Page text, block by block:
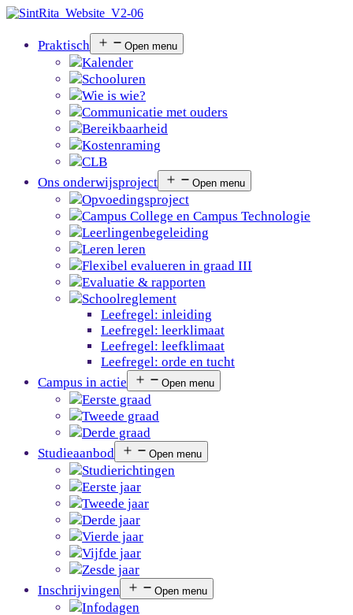
Praktisch Open menu
Kalender
Schooluren
Wie is wie?
Communicatie met ouders
Bereikbaarheid
Kostenraming
CLB
Ons onderwijsproject
Open menu
Opvoedingsproject
Campus College en Campus Technologie
Leerlingenbegeleiding
Leren leren
Flexibel evalueren in graad III
Evaluatie & rapporten
Schoolreglement
Leefregel: inleiding
Leefregel: leerklimaat
Leefregel: leefklimaat
Leefregel: orde en tucht
Campus in actie
Open menu
Eerste graad
Tweede graad
Derde graad
Studieaanbod
Open menu
Studierichtingen
Eerste jaar
Tweede jaar
Derde jaar
Vierde jaar
Vijfde jaar
Zesde jaar
Inschrijvingen
Open menu
Infodagen